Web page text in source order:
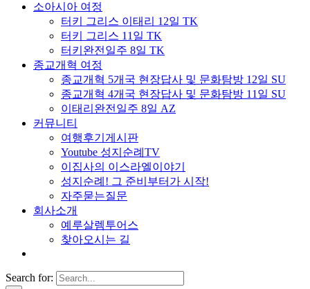
소아시아 여정
터키 그리스 이태리 12일 TK
터키 그리스 11일 TK
터키완전일주 8일 TK
종교개혁 여정
종교개혁 5개국 현장답사 및 문화탐방 12일 SU
종교개혁 4개국 현장답사 및 문화탐방 11일 SU
이태리완전일주 8일 AZ
커뮤니티
여행후기게시판
Youtube 성지순례TV
이집사의 이스라엘이야기
성지순례! 그 준비부터가 시작!
자주묻는질문
회사소개
예루살렘투어스
찾아오시는 길
Search for: